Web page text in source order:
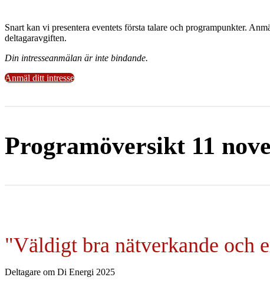
Snart kan vi presentera eventets första talare och programpunkter.
deltagaravgiften.
Din intresseanmälan är inte bindande.
Anmäl ditt intresse
Programöversikt 11
"Väldigt bra nätverkande och
Deltagare om Di Energi 2025